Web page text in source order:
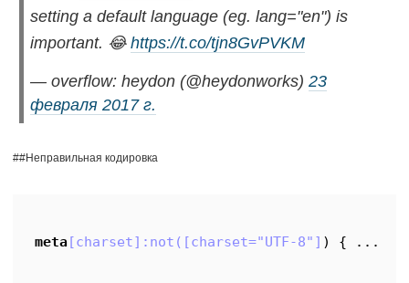
setting a default language (eg. lang="en") is
important. 😂 https://t.co/tjn8GvPVKM
— overflow: heydon (@heydonworks) 23
февраля 2017 г.
##Неправильная кодировка
meta[charset] :not( [charset="UTF-8"] ) { ... }